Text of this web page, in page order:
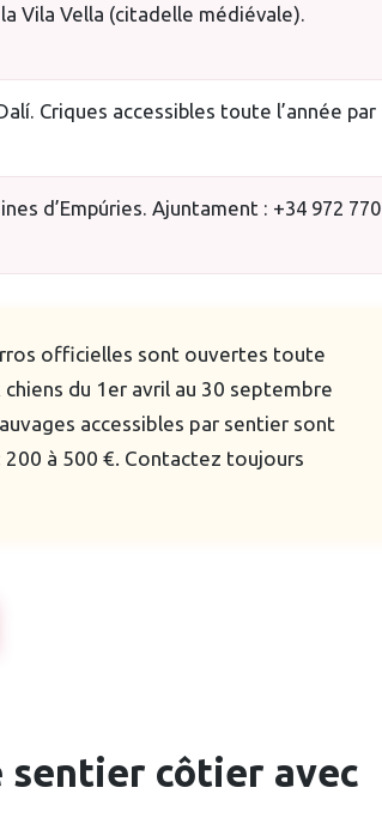
Vila Vella (citadelle médiévale).
Criques accessibles toute l’année par
d’Empúries. Ajuntament : +34 972 770
officielles sont ouvertes toute
du 1er avril au 30 septembre
accessibles par sentier sont
à 500 €. Contactez toujours
sentier côtier avec